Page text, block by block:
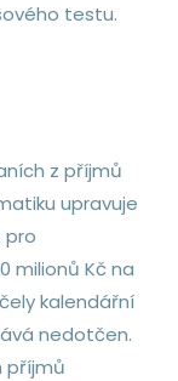
testu.
z příjmů
upravuje
pro
milionů Kč na
kalendářní
nedotčen.
příjmů